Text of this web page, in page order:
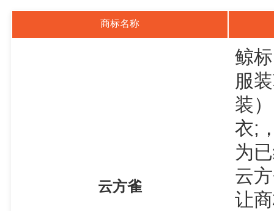
商标名称
云方雀
鲸
服
装
衣;
为
云
让